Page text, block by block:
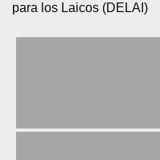
para los Laicos (DELAI)